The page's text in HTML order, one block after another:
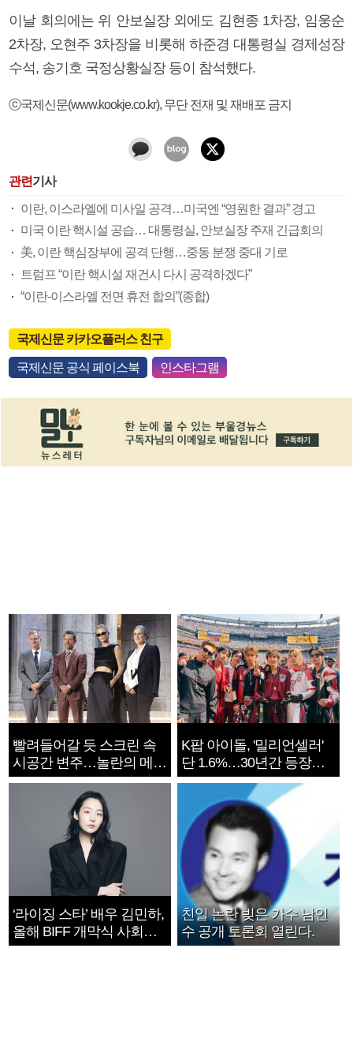
이날 회의에는 위 안보실장 외에도 김현종 1차장, 임웅순
2차장, 오현주 3차장을 비롯해 하준경 대통령실 경제성장
수석, 송기호 국정상황실장 등이 참석했다.
ⓒ국제신문(www.kookje.co.kr), 무단 전재 및 재배포 금지
관련기사
이란, 이스라엘에 미사일 공격…미국엔 “영원한 결과” 경고
미국 이란 핵시설 공습… 대통령실, 안보실장 주재 긴급회의
美, 이란 핵심장부에 공격 단행…중동 분쟁 중대 기로
트럼프 “이란 핵시설 재건시 다시 공격하겠다”
“이란-이스라엘 전면 휴전 합의”(종합)
국제신문 카카오플러스 친구
국제신문 공식 페이스북 인스타그램
빨려들어갈 듯 스크린 속
시공간 변주…놀란의 메시
지는 ‘전쟁 속죄’
K팝 아이돌, '밀리언셀러'
단 1.6%…30년간 등장
1182개팀 전수조사
‘라이징 스타’ 배우 김민하,
올해 BIFF 개막식 사회자
확정
친일 논란 빚은 가수 남인
수 공개 토론회 열린다.